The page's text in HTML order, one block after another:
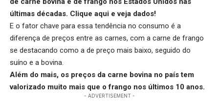
últimas décadas. Clique aqui e veja dados!
E o fator chave para essa tendência no consumo é a
diferença de preços entre as carnes, com a carne de frango
se destacando como a de preço mais baixo, seguido do
suíno e a bovina.
Além do mais, os preços da carne bovina no país tem
valorizado muito mais que o frango nos últimos 10 anos.
- ADVERTISEMENT -